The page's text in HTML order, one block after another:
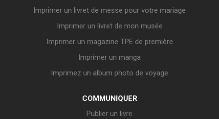
Imprimer un livret de messe pour votre mariage
Imprimer un livret de mon musée
Imprimer un magazine TPE de première
Imprimer un manga
Imprimez un album photo de voyage
COMMUNIQUER
Publier un livre